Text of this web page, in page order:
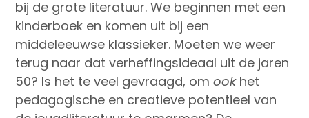
bij de grote literatuur. We beginnen met een
kinderboek en komen uit bij een
middeleeuwse klassieker. Moeten we weer
terug naar dat verheffingsideaal uit de jaren
50? Is het te veel gevraagd, omookhet
pedagogische en creatieve potentieel van